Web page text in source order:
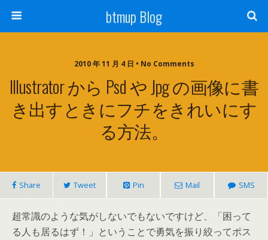
btmup Blog
2010 年 11 月 4 日 • No Comments
Illustrator から Psd や Jpg の画像に書
き出すときにフチをきれいにす
る方法。
Share Tweet Pin Mail SMS
超常識のような気がしないでもないですけど、「困って
る人も居るはず！」ということで勇気を振り絞ってポス